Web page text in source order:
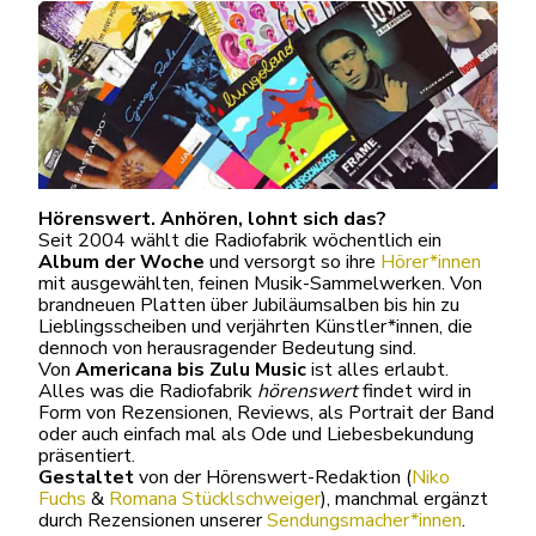
Hörenswert. Anhören, lohnt sich das?
Seit 2004 wählt die Radiofabrik wöchentlich ein
Album der Woche und versorgt so ihre Hörer*innen
mit ausgewählten, feinen Musik-Sammelwerken. Von
brandneuen Platten über Jubiläumsalben bis hin zu
Lieblingsscheiben und verjährten Künstler*innen, die
dennoch von herausragender Bedeutung sind.
Von Americana bis Zulu Musicist alles erlaubt.
Alles was die Radiofabrik hörenswertfindet wird in
Form von Rezensionen, Reviews, als Portrait der Band
oder auch einfach mal als Ode und Liebesbekundung
präsentiert.
Gestaltetvon der Hörenswert-Redaktion (Niko
Fuchs & Romana Stücklschweiger), manchmal ergänzt
durch Rezensionen unsererSendungsmacher*innen.